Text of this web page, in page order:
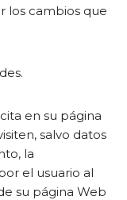
los cambios que
en su página
salvo datos
la
el usuario al
su página Web